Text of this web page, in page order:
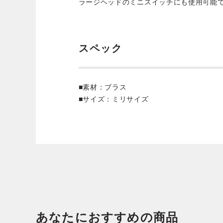
ラージヘッドのミニスイッチにも使用可能
スペック
■素材：ブラス
■サイズ：ミリサイズ
あなたにおすすめの商品